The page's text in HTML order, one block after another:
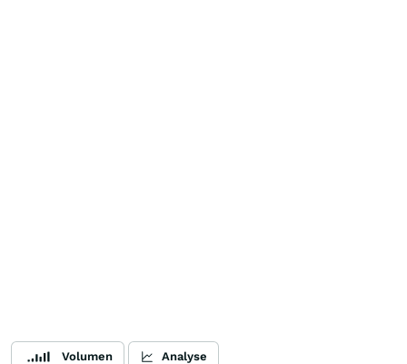
Volumen Analyse